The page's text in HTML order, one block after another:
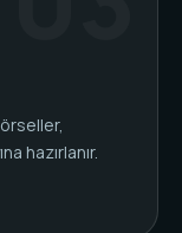
hazırlanır.